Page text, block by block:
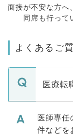
面接が不安な方へ、
同席も行って
よくあるご
医療転
医師専任
件などを